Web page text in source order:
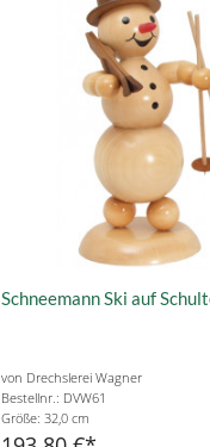
Schneemann Ski auf
von Drechslerei Wagner
Bestellnr.: DVW61
Größe: 32,0 cm